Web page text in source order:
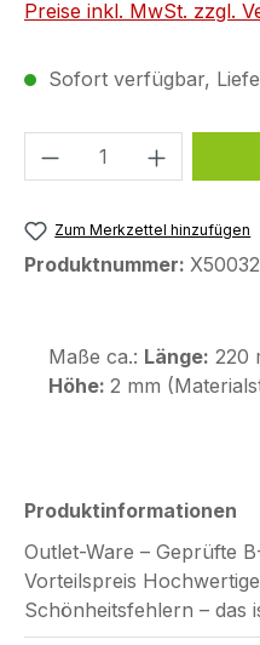
Preise inkl. MwSt. zzgl.
Sofort verfügbar,
Produkt Anzahl:
Zum Merkzettel hinzufügen
Produktnummer:
Maße ca.: Länge: 220
Höhe: 2 mm
Produktinformationen
Outlet-Ware – Geprüfte
Vorteilspreis
Schönheitsfehlern – das